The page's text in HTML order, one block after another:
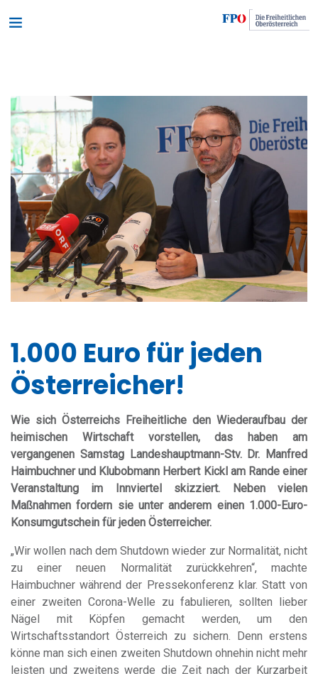
1.000 Euro für jeden
Österreicher!
Wie sich Österreichs Freiheitliche den Wiederaufbau der
heimischen Wirtschaft vorstellen, das haben am
vergangenen Samstag Landeshauptmann-Stv. Dr. Manfred
Haimbuchner und Klubobmann Herbert Kickl am Rande einer
Veranstaltung im Innviertel skizziert. Neben vielen
Maßnahmen fordern sie unter anderem einen 1.000-Euro-
Konsumgutschein für jeden Österreicher.
„Wir wollen nach dem Shutdown wieder zur Normalität, nicht
zu einer neuen Normalität zurückkehren“, machte
Haimbuchner während der Pressekonferenz klar. Statt von
einer zweiten Corona-Welle zu fabulieren, sollten lieber
Nägel mit Köpfen gemacht werden, um den
Wirtschaftsstandort Österreich zu sichern. Denn erstens
könne man sich einen zweiten Shutdown ohnehin nicht mehr
leisten und zweitens werde die Zeit nach der Kurzarbeit